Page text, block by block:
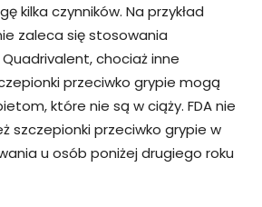
kilka czynników. Na przykład
zaleca się stosowania
chociaż inne
przeciwko grypie mogą
które nie są w ciąży. FDA nie
szczepionki przeciwko grypie w
u osób poniżej drugiego roku